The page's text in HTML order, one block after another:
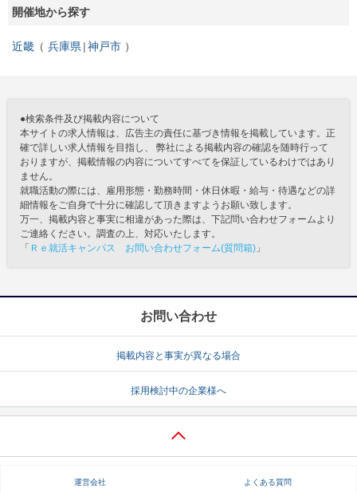
開催地から探す
近畿 兵庫県 神戸市
●検索条件及び掲載内容について
本サイトの求人情報は、広告主の責任に基づき情報を掲載しています。正
確で詳しい求人情報を目指し、 弊社による掲載内容の確認を随時行って
おりますが、掲載情報の内容についてすべてを保証しているわけではあり
ません。
就職活動の際には、雇用形態・勤務時間・休日休暇・給与・待遇などの詳
細情報をご自身で十分に確認して頂きますようお願い致します。
万一、掲載内容と事実に相違があった際は、下記問い合わせフォームより
ご連絡ください。調査の上、対応いたします。
「 Ｒｅ就活キャンパス お問い合わせフォーム(質問箱) 」
お問い合わせ
掲載内容と事実が異なる場合
採用検討中の企業様へ
運営会社 よくある質問